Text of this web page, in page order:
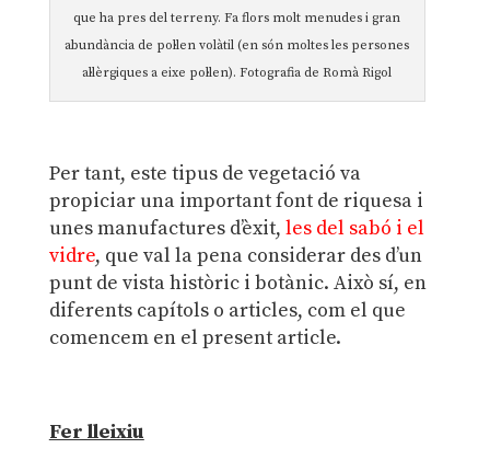
que ha pres del terreny. Fa flors molt menudes i gran
abundància de pol·len volàtil (en són moltes les persones
al·lèrgiques a eixe pol·len). Fotografia de Romà Rigol
Per tant, este tipus de vegetació va
propiciar una important font de riquesa i
unes manufactures d’èxit, les del sabó i el
vidre, que val la pena considerar des d’un
punt de vista històric i botànic. Això sí, en
diferents capítols o articles, com el que
comencem en el present article.
Fer lleixiu